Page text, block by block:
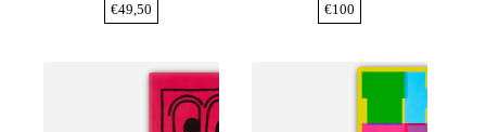
€49,50 €100